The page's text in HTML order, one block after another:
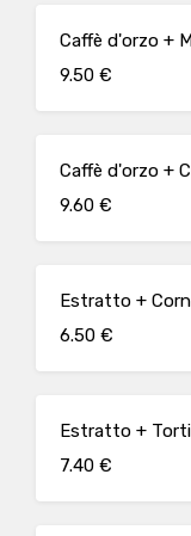
Caffè d'orzo +
9.50 €
Caffè d'orzo +
9.60 €
Estratto +
6.50 €
Estratto +
7.40 €